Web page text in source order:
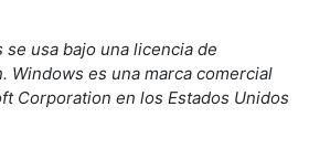
se usa bajo una licencia de
Windows es una marca comercial
Corporation en los Estados Unidos